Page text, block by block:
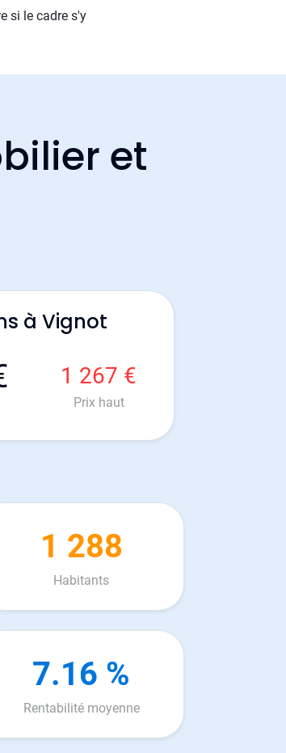
si le cadre s'y
et
à Vignot
1 267 €
Prix haut
1 288
Habitants
7.16 %
Rentabilité moyenne